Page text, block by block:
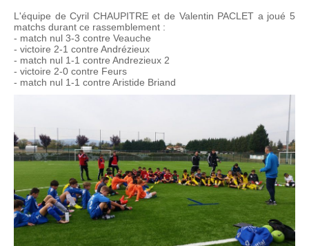
L'équipe de Cyril CHAUPITRE et de Valentin PACLET a joué 5
matchs durant ce rassemblement :
- match nul 3-3 contre Veauche
- victoire 2-1 contre Andrézieux
- match nul 1-1 contre Andrezieux 2
- victoire 2-0 contre Feurs
- match nul 1-1 contre Aristide Briand